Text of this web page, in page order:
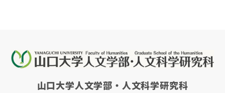
山口大学人文学部・人文科学研究科